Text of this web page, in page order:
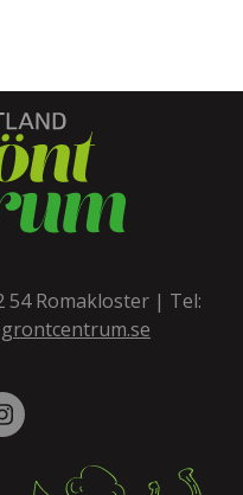
54 Romakloster | Tel: